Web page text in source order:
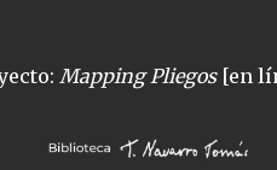
Mapping Pliegos[en